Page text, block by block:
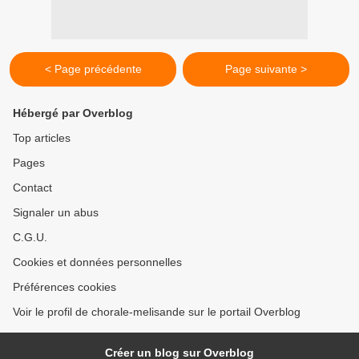
< Page précédente Page suivante >
Hébergé par Overblog
Top articles
Pages
Contact
Signaler un abus
C.G.U.
Cookies et données personnelles
Préférences cookies
Voir le profil de chorale-melisande sur le portail Overblog
Créer un blog sur Overblog